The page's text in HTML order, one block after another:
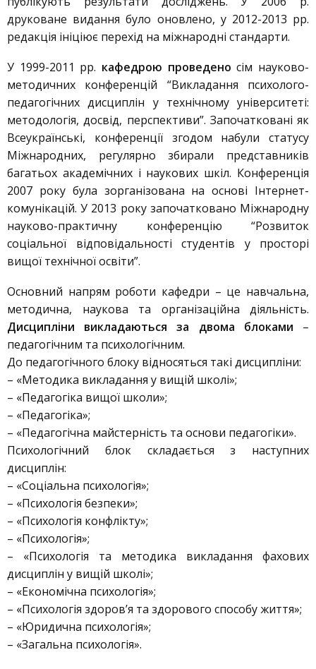
друковане видання було оновлено, у 2012-2013 рр.
редакція ініціює перехід на міжнародні стандарти.
У 1999-2011 рр. кафедрою проведено сім науково-
методичних конференцій “Викладання психолого-
педагогічних дисциплін у технічному університеті:
методологія, досвід, перспективи”. Започатковані як
Всеукраїнські, конференції згодом набули статусу
Міжнародних, регулярно збирали представників
багатьох академічних і наукових шкіл. Конференція
2007 року була зорганізована на основі Інтернет-
комунікацій. У 2013 року започатковано Міжнародну
науково-практичну конференцію “Розвиток
соціальної відповідальності студентів у просторі
вищої технічної освіти”.
Основний напрям роботи кафедри – це навчальна,
методична, наукова та організаційна діяльність.
Дисципліни викладаються за двома блоками –
педагогічним та психологічним.
До педагогічного блоку відносяться такі дисципліни:
– «Методика викладання у вищій школі»;
– «Педагогіка вищої школи»;
– «Педагогіка»;
– «Педагогічна майстерність та основи педагогіки».
Психологічний блок складається з наступних
дисциплін:
– «Соціальна психологія»;
– «Психологія безпеки»;
– «Психологія конфлікту»;
– «Психологія»;
– «Психологія та методика викладання фахових
дисциплін у вищій школі»;
– «Економічна психологія»;
– «Психологія здоров’я та здорового способу життя»;
– «Юридична психологія»;
– «Загальна психологія».